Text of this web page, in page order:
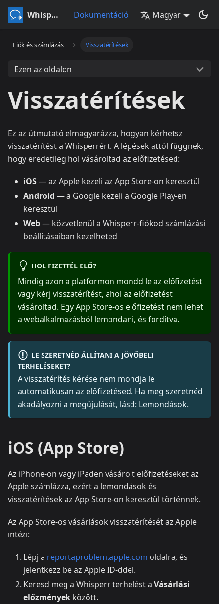
Whisperr Dokumentáció Magyar
Fiók és számlázás Visszatérítések
Ezen az oldalon
Visszatérítések
Ez az útmutató elmagyarázza, hogyan kérhetsz
visszatérítést a Whisperrért. A lépések attól függnek,
hogy eredetileg hol vásároltad az előfizetésed:
iOS— az Apple kezeli az App Store-on keresztül
Android — a Google kezeli a Google Play-en
keresztül
Web— közvetlenül a Whisperr-fiókod számlázási
beállításaiban kezelheted
HOL FIZETTÉL ELŐ?
Mindig azon a platformon mondd le az előfizetést
vagy kérj visszatérítést, ahol az előfizetést
vásároltad. Egy App Store-os előfizetést nem lehet
a webalkalmazásból lemondani, és fordítva.
LE SZERETNÉD ÁLLÍTANI A JÖVŐBELI
TERHELÉSEKET?
A visszatérítés kérése nem mondja le
automatikusan az előfizetésed. Ha meg szeretnéd
akadályozni a megújulását, lásd: Lemondások.
iOS (App Store)
Az iPhone-on vagy iPaden vásárolt előfizetéseket az
Apple számlázza, ezért a lemondások és
visszatérítések az App Store-on keresztül történnek.
Az App Store-os vásárlások visszatérítését az Apple
intézi:
Lépj a reportaproblem.apple.com oldalra, és
jelentkezz be az Apple ID-ddel.
Keresd meg a Whisperr terhelést a Vásárlási
előzmények között.